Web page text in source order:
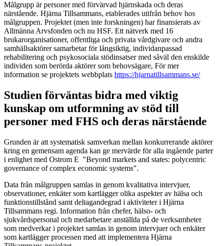
Målgrupp är personer med förvärvad hjärnskada och deras
närstående. Hjärna Tillsammans, etablerades utifrån behov hos
målgruppen. Projektet (men inte forskningen) har finansierats av
Allmänna Arvsfonden och nu HSF. Ett nätverk med 16
brukarorganisationer, offentliga och privata vårdgivare och andra
samhällsaktörer samarbetar för långsiktig, individanpassad
rehabilitering och psykosociala stödinsatser med såväl den enskilde
individen som berörda aktörer som behovsägare, För mer
information se projektets webbplats https://hjarnatillsammans.se/
Studien förväntas bidra med viktig
kunskap om utformning av stöd till
personer med FHS och deras närstående
Grunden är att systematisk samverkan mellan konkurrerande aktörer
kring en gemensam agenda kan ge mervärde för alla ingående parter
i enlighet med Ostrom E "Beyond markets and states: polycentric
governance of complex economic systems".
Data från målgruppen samlas in genom kvalitativa intervjuer,
observationer, enkäter som kartlägger olika aspekter av hälsa och
funktionstillstånd samt deltagandegrad i aktiviteter i Hjärna
Tillsammans regi. Information från chefer, hälso- och
sjukvårdspersonal och medarbetare anställda på de verksamheter
som medverkar i projektet samlas in genom intervjuer och enkäter
som kartlägger processen med att implementera Hjärna